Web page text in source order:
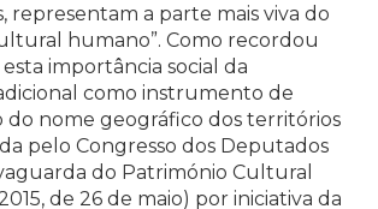
representam a parte mais viva do
humano”. Como recordou
importância social da
como instrumento de
do nome geográfico dos territórios
pelo Congresso dos Deputados
do Património Cultural
de 26 de maio) por iniciativa da